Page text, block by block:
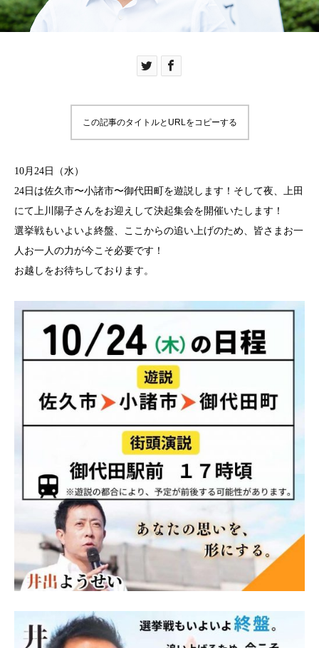
この記事のタイトルとURLをコピーする
10月24日（水）
24日は佐久市〜小諸市〜御代田町を遊説します！そして夜、上田
にて上川陽子さんをお迎えして決起集会を開催いたします！
選挙戦もいよいよ終盤、ここからの追い上げのため、皆さまお一
人お一人の力が今こそ必要です！
お越しをお待ちしております。